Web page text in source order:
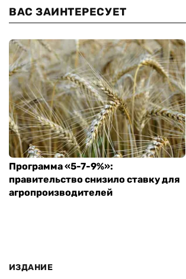
ВАС ЗАИНТЕРЕСУЕТ
Программа «5-7-9%»:
правительство снизило ставку для
агропроизводителей
ИЗДАНИЕ